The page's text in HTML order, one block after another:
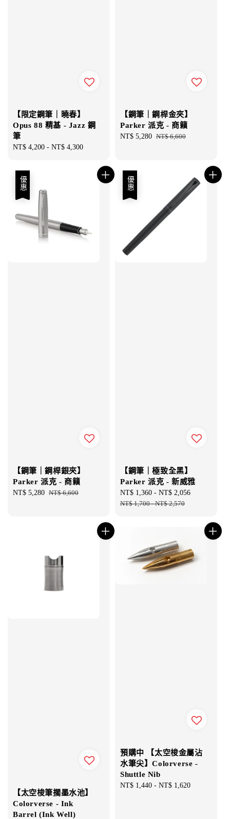
【限定鋼筆｜曉春】
Opus 88 精基 - Jazz 鋼
筆
Regular
NT$ 4,200 - NT$ 4,300
【鋼筆｜鋼桿金夾】
Parker 派克 - 商籟
Sale
NT$ 5,280 Regular
NT$ 6,600
優惠
【鋼筆｜鋼桿銀夾】
Parker 派克 - 商籟
Sale
NT$ 5,280 Regular
NT$ 6,600
優惠
【鋼筆｜極致全黑】
Parker 派克 - 新威雅
Sale
price
NT$ 1,360 - NT$ 2,056
NT$ 1,700-NT$ 2,570
【太空梭筆擱墨水池】
Colorverse - Ink
Barrel (Ink Well)
預購中 【太空梭金屬沾
水筆尖】Colorverse -
Shuttle Nib
Regular
NT$ 1,440 - NT$ 1,620